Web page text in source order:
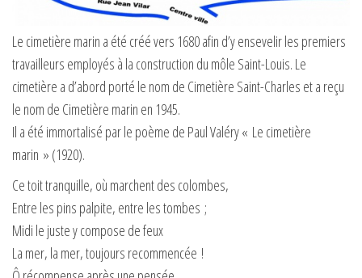
i
n
Le cimetière marin a été créé vers 1680 afin d’y ensevelir les premiers
travailleurs employés à la construction du môle Saint-Louis. Le
cimetière a d’abord porté le nom de Cimetière Saint-Charles et a reçu
le nom de Cimetière marin en 1945.
Il a été immortalisé par le poème de Paul Valéry « Le cimetière
marin » (1920).
Ce toit tranquille, où marchent des colombes,
Entre les pins palpite, entre les tombes ;
Midi le juste y compose de feux
La mer, la mer, toujours recommencée !